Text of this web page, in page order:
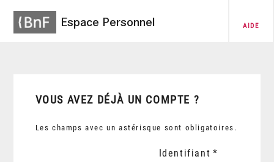
Espace Personnel AIDE
VOUS AVEZ DÉJÀ UN COMPTE ?
Les champs avec un astérisque sont obligatoires.
Identifiant